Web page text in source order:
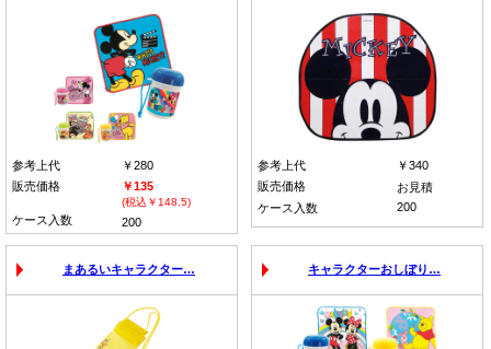
参考上代
￥280
販売価格
￥135
(税込￥148.5)
ケース入数 200
参考上代
￥340
販売価格
お見積
ケース入数
200
まあるいキャラクター… キャラクターおしぼり…